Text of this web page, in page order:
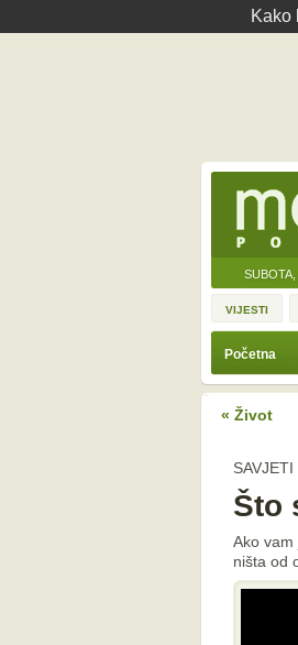
Kako
SUBOTA,
VIJESTI
Početna
« Život
SAVJETI
Što
Ako vam
ništa od